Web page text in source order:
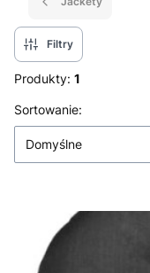
Filtry
Produkty: 1
Lista produktów
Sortowanie:
Domyślne